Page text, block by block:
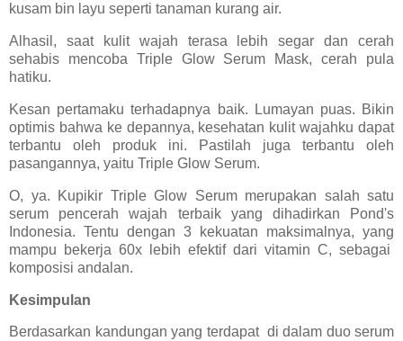
kusam bin layu seperti tanaman kurang air.
Alhasil, saat kulit wajah terasa lebih segar dan cerah
sehabis mencoba Triple Glow Serum Mask, cerah pula
hatiku.
Kesan pertamaku terhadapnya baik. Lumayan puas. Bikin
optimis bahwa ke depannya, kesehatan kulit wajahku dapat
terbantu oleh produk ini. Pastilah juga terbantu oleh
pasangannya, yaitu Triple Glow Serum.
O, ya. Kupikir Triple Glow Serum merupakan salah satu
serum pencerah wajah terbaik yang dihadirkan Pond's
Indonesia. Tentu dengan 3 kekuatan maksimalnya, yang
mampu bekerja 60x lebih efektif dari vitamin C, sebagai
komposisi andalan.
Kesimpulan
Berdasarkan kandungan yang terdapat di dalam duo serum